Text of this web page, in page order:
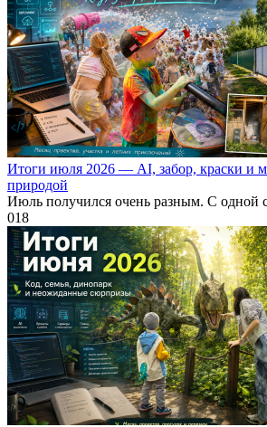
Итоги июля 2026 — AI, забор, краски и
природой
Июль получился очень разным. С
018